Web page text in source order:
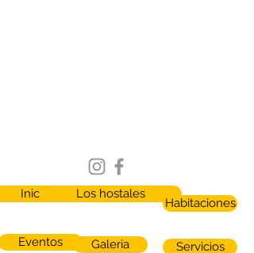
Inicio Los hostales
Habitaciones
Galeria
Eventos
Servicios